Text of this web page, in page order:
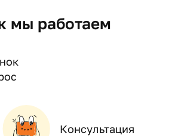
мы работаем
Консультация